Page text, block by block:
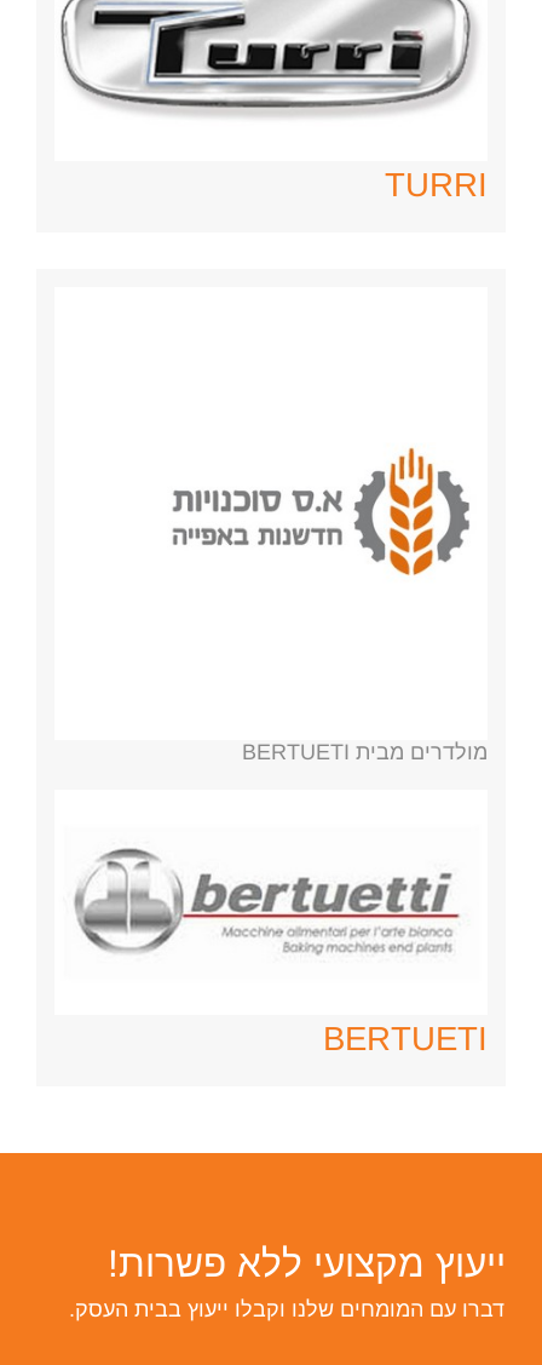
TURRI
מולדרים מבית BERTUETI
BERTUETI
ייעוץ מקצועי ללא פשרות!
דברו עם המומחים שלנו וקבלו ייעוץ בבית העסק.